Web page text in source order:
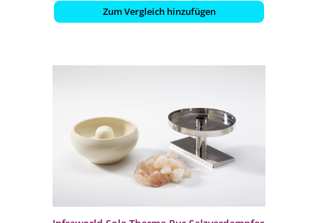
Zum Vergleich hinzufügen